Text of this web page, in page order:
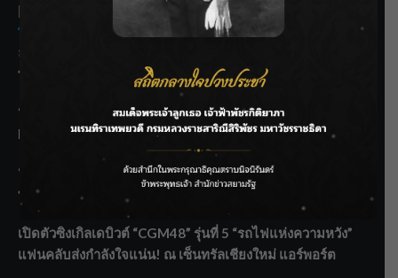
Recent Posts
ลุยไม่หยุด!! กรมชลฯ เร่งเคลียร์ผักตบชวา-ติดตั้งเครื่องสูบน้ำ
ทั่วไทย
“BILLKIN” สร้างความภาคภูมิใจ คว้ารางวัลใหญ่ Weibo
Malaysia พร้อมโชว์สุดประทับใจ
“สุริยะ” สั่งกรมชลฯ เฝ้าระวังน้ำ 24 ชม. รับมือฝนสิงหาคม
บริหารเชิงรุกลดเสี่ยงน้ำท่วม
เปิดตัวซิงเกิลเดบิวต์ “CGM48” รุ่นที่ 5 “รถไฟแห่งความหวัง”
แฟนคลับส่งกำลังใจแน่น! ณ เซ็นทรัลเชียงใหม่ แอร์พอร์ต